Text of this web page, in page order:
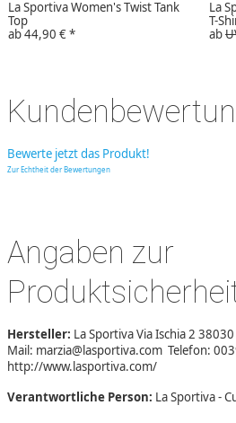
La Sportiva Women's Twist Tank
Top
ab44,90 €*
La
T-
ab
Bewerte jetzt das Produkt!
Zur Echtheit der Bewertungen
Angaben zur
Hersteller: La Sportiva Via Ischia 2
Mail: marzia@lasportiva.com Telefon:
http://www.lasportiva.com/
Verantwortliche Person: La Sportiva -